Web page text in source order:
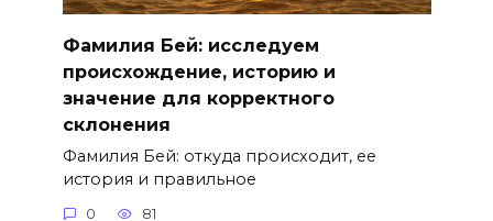
Фамилия Бей: исследуем
происхождение, историю и
значение для корректного
склонения
Фамилия Бей: откуда происходит, ее
история и правильное
0 81